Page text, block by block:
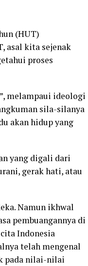
(HUT)
asal kita sejenak
proses
melampaui ideologi
sila-silanya
akan hidup yang
yang digali dari
gerak hati, atau
Namun ikhwal
pembuangannya di
Indonesia
telah mengenal
pada nilai-nilai